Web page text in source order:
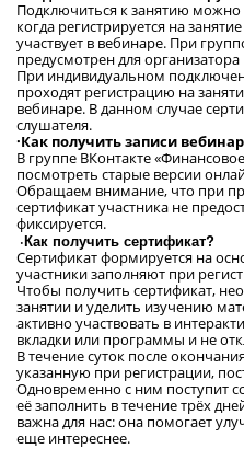
Подключиться к занятию можно
когда регистрируется на
участвует в вебинаре. При
предусмотрен для
При индивидуальном
проходят регистрацию на
вебинаре. В данном случае
слушателя.
·Как получить записи
В группе ВКонтакте
посмотреть старые версии
Обращаем внимание, что при
сертификат участника не
фиксируется.
·Как получить сертификат?
Сертификат формируется на
участники заполняют при
Чтобы получить сертификат,
занятии и уделить изучению
активно участвовать в
вкладки или программы и не
В течение суток после
указанную при регистрации,
Одновременно с ним поступит
её заполнить в течение трёх
важна для нас: она помогает
еще интереснее.